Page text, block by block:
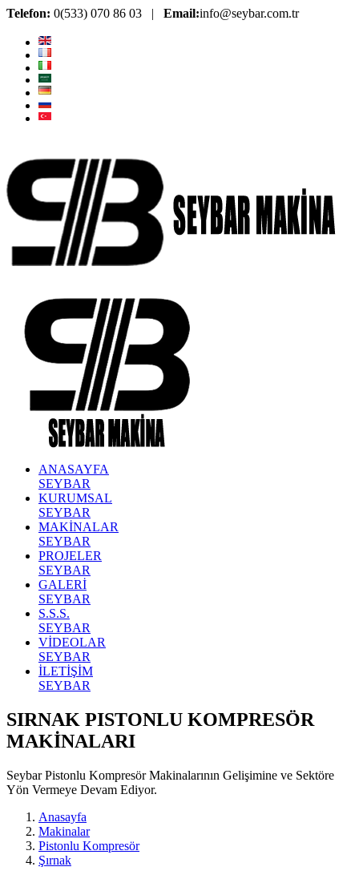
Telefon: 0(533) 070 86 03 | Email:info@seybar.com.tr
ANASAYFA
SEYBAR
KURUMSAL
SEYBAR
MAKİNALAR
SEYBAR
PROJELER
SEYBAR
GALERİ
SEYBAR
S.S.S.
SEYBAR
VİDEOLAR
SEYBAR
İLETİŞİM
SEYBAR
SIRNAK PISTONLU KOMPRESÖR
MAKİNALARI
Seybar Pistonlu Kompresör Makinalarının Gelişimine ve Sektöre
Yön Vermeye Devam Ediyor.
Anasayfa
Makinalar
Pistonlu Kompresör
Şırnak